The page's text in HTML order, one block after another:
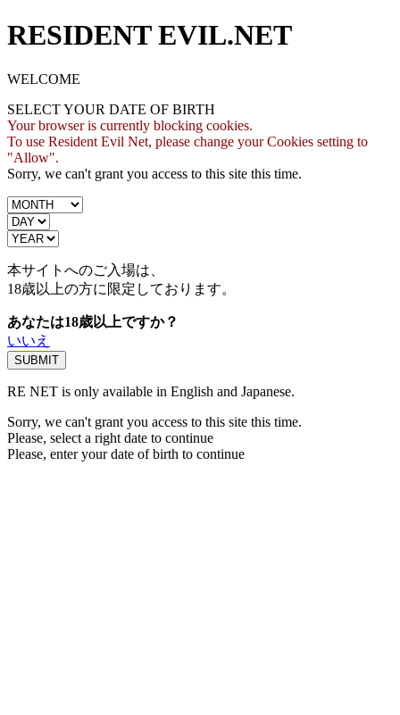
RESIDENT EVIL.NET
WELCOME
SELECT YOUR DATE OF BIRTH
Your browser is currently blocking cookies.
To use Resident Evil Net, please change your Cookies setting to
"Allow".
Sorry, we can't grant you access to this site this time.
本サイトへのご入場は、
18歳以上の方に限定しております。
あなたは18歳以上ですか？
いいえ
RE NET is only available in English and Japanese.
Sorry, we can't grant you access to this site this time.
Please, select a right date to continue
Please, enter your date of birth to continue